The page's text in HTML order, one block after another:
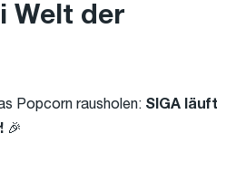
Welt der
Popcorn rausholen: SIGA läuft
! 🎉